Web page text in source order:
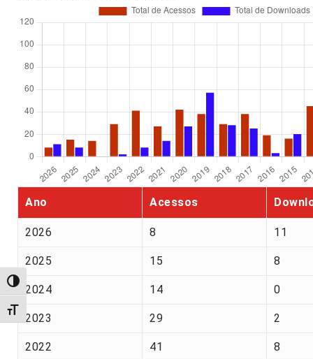
Alternar alto contraste
Alternar tamanho da fonte
Ano Acessos
2026 8 11
2025 15 8
2024 14 0
2023 29 2
2022 41 8